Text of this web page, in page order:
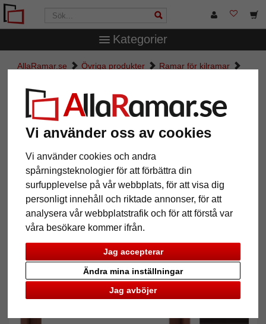
Vi använder oss av cookies
Vi använder cookies och andra
spårningsteknologier för att förbättra din
surfupplevelse på vår webbplats, för att visa dig
personligt innehåll och riktade annonser, för att
analysera vår webbplatstrafik och för att förstå var
våra besökare kommer ifrån.
Jag accepterar
Jag avböjer
Ändra mina inställningar
Kategorier
AllaRamar.se Övriga produkter
Ramar för kilramar
Skuggfogsram Iguas måttbeställd